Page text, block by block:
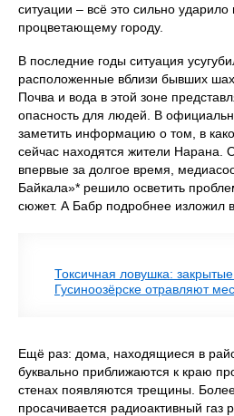
ситуации – всё это сильно ударило
процветающему городу.
В последние годы ситуация
расположенные вблизи бывших
Почва и вода в этой зоне
опасность для людей. В
заметить информацию о том, в
сейчас находятся жители Нарана.
впервые за долгое время,
Байкала»* решило осветить
сюжет. А Бабр подробнее изложил
Токсичная ловушка:
Гусиноозёрске отравляют
Ещё раз: дома, находящиеся в
буквально приближаются к краю
стенах появляются трещины.
просачивается радиоактивный газ